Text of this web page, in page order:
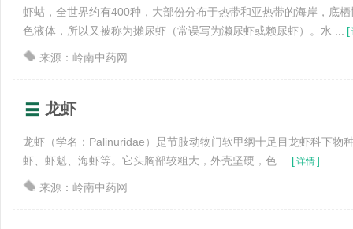
虾蛄，全世界约有400种，大部份分布于热带和亚热带的海岸，底
色液体，所以又被称为攋尿虾（常误写为濑尿虾或赖尿虾）。水 ... [
来源：岭南中药网
龙虾
龙虾（学名：Palinuridae）是节肢动物门软甲纲十足目龙虾科下物
虾、虾魁、海虾等。它头胸部较粗大，外壳坚硬，色 ... [详情]
来源：岭南中药网